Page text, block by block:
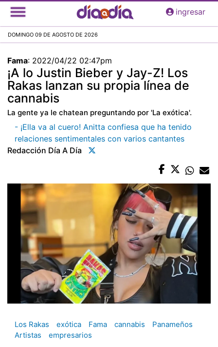
Pasar
al
principal
ingresar
DOMINGO 09 DE AGOSTO DE 2026
Fama: 2022/04/22 02:47pm
¡A lo Justin Bieber y Jay-Z! Los
Rakas lanzan su propia línea de
cannabis
La gente ya le chatean preguntando por 'La exótica'.
- ¡Ella va al cuero! Anitta confiesa que ha tenido
relaciones sentimentales con varios cantantes
Redacción Día A Día
Los Rakas exótica Fama cannabis
Panameños
Artistas
empresarios